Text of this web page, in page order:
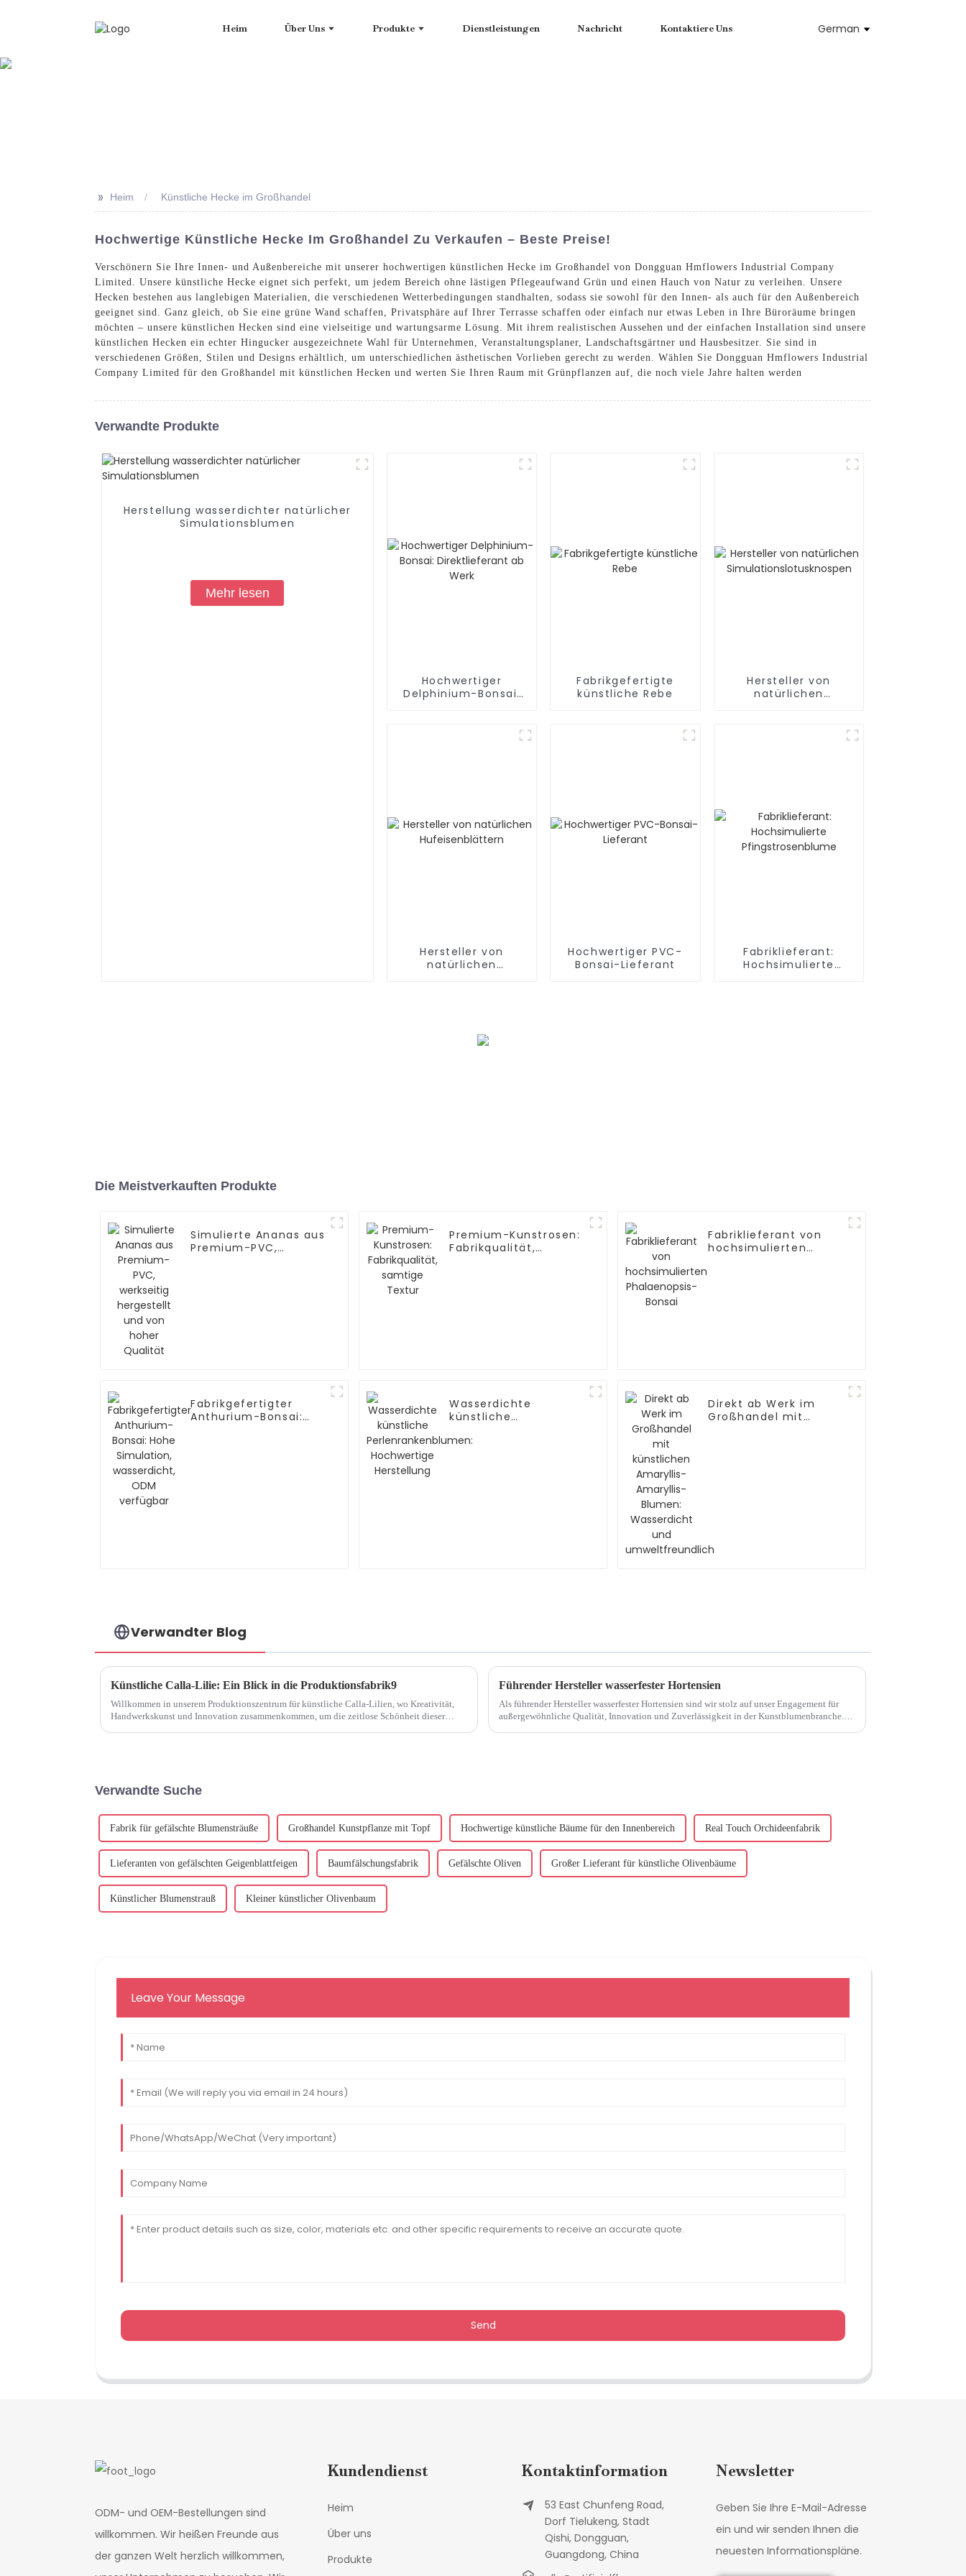
Heim Über Uns Produkte Dienstleistungen Nachricht Kontaktiere Uns German
>> Heim Künstliche Hecke im Großhandel
Hochwertige Künstliche Hecke Im Großhandel Zu Verkaufen – Beste Preise!
Verschönern Sie Ihre Innen- und Außenbereiche mit unserer hochwertigen künstlichen Hecke im Großhandel von Dongguan Hmflowers Industrial Company
Limited. Unsere künstliche Hecke eignet sich perfekt, um jedem Bereich ohne lästigen Pflegeaufwand Grün und einen Hauch von Natur zu verleihen. Unsere
Hecken bestehen aus langlebigen Materialien, die verschiedenen Wetterbedingungen standhalten, sodass sie sowohl für den Innen- als auch für den Außenbereich
geeignet sind. Ganz gleich, ob Sie eine grüne Wand schaffen, Privatsphäre auf Ihrer Terrasse schaffen oder einfach nur etwas Leben in Ihre Büroräume bringen
möchten – unsere künstlichen Hecken sind eine vielseitige und wartungsarme Lösung. Mit ihrem realistischen Aussehen und der einfachen Installation sind unsere
künstlichen Hecken ein echter Hingucker ausgezeichnete Wahl für Unternehmen, Veranstaltungsplaner, Landschaftsgärtner und Hausbesitzer. Sie sind in
verschiedenen Größen, Stilen und Designs erhältlich, um unterschiedlichen ästhetischen Vorlieben gerecht zu werden. Wählen Sie Dongguan Hmflowers Industrial
Company Limited für den Großhandel mit künstlichen Hecken und werten Sie Ihren Raum mit Grünpflanzen auf, die noch viele Jahre halten werden
Verwandte Produkte
Herstellung wasserdichter natürlicher
Simulationsblumen
Mehr lesen
Hochwertiger
Delphinium-Bonsai:
Fabrikgefertigte
künstliche Rebe
Hersteller von
natürlichen
Hersteller von
natürlichen
Hochwertiger PVC-
Bonsai-Lieferant
Fabriklieferant:
Hochsimulierte
Die Meistverkauften Produkte
Simulierte Ananas aus
Premium-PVC,
Premium-Kunstrosen:
Fabrikqualität,
Fabriklieferant von
hochsimulierten
Fabrikgefertigter
Anthurium-Bonsai:
Wasserdichte
künstliche
Hochwertige
Direkt ab Werk im
Großhandel mit
Verwandter Blog
Künstliche Calla-Lilie: Ein Blick in die Produktionsfabrik9
Willkommen in unserem Produktionszentrum für künstliche Calla-Lilien, wo Kreativität,
Handwerkskunst und Innovation zusammenkommen, um die zeitlose Schönheit dieser
Führender Hersteller wasserfester Hortensien
Als führender Hersteller wasserfester Hortensien sind wir stolz auf unser Engagement für
außergewöhnliche Qualität, Innovation und Zuverlässigkeit in der Kunstblumenbranche.
Verwandte Suche
Fabrik für gefälschte Blumensträuße Großhandel Kunstpflanze mit Topf Hochwertige künstliche Bäume für den Innenbereich Real Touch Orchideenfabrik
Lieferanten von gefälschten Geigenblattfeigen Baumfälschungsfabrik Gefälschte Oliven Großer Lieferant für künstliche Olivenbäume
Künstlicher Blumenstrauß Kleiner künstlicher Olivenbaum
Leave Your Message
Send
ODM- und OEM-Bestellungen sind
willkommen. Wir heißen Freunde aus
der ganzen Welt herzlich willkommen,
Kundendienst
Heim
Über uns
Produkte
Kontaktinformation
53 East Chunfeng Road,
Dorf Tielukeng, Stadt
Qishi, Dongguan,
Guangdong, China
Newsletter
Geben Sie Ihre E-Mail-Adresse
ein und wir senden Ihnen die
neuesten Informationspläne.